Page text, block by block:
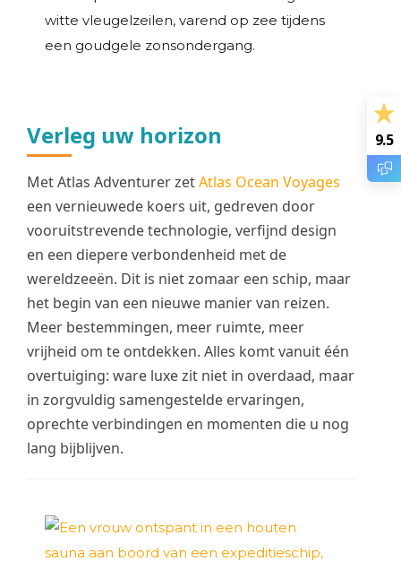
Verleg uw horizon
Met Atlas Adventurer zetAtlas Ocean Voyages
een vernieuwede koers uit, gedreven door
vooruitstrevende technologie, verfijnd design
en een diepere verbondenheid met de
wereldzeeën. Dit is niet zomaar een schip, maar
het begin van een nieuwe manier van reizen.
Meer bestemmingen, meer ruimte, meer
vrijheid om te ontdekken. Alles komt vanuit één
overtuiging: ware luxe zit niet in overdaad, maar
in zorgvuldig samengestelde ervaringen,
oprechte verbindingen en momenten die u nog
lang bijblijven.
9.5